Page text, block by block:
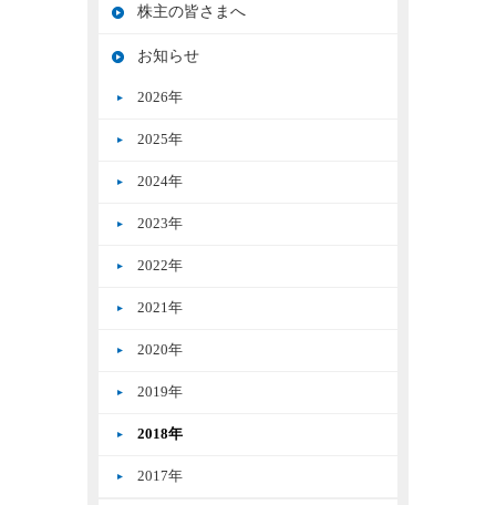
株主の皆さまへ
お知らせ
2026年
2025年
2024年
2023年
2022年
2021年
2020年
2019年
2018年
2017年